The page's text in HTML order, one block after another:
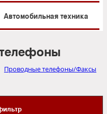
Автомобильная техника
Проводные телефоны/Факсы